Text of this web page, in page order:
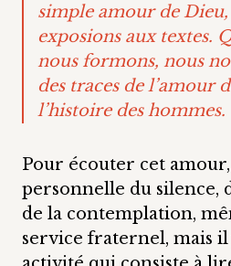
simple amour de
exposions aux textes.
nous formons, nous
des traces de l’amour
l’histoire des hommes.
Pour écouter cet
personnelle du silence,
de la contemplation,
service fraternel, mais il